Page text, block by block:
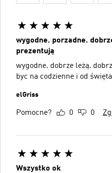
wygodne. porzadne.
prezentują
wygodne. dobrze leżą.
byc na codzienne i od
elGriss
Pomocne? 0 0
Wszystko ok